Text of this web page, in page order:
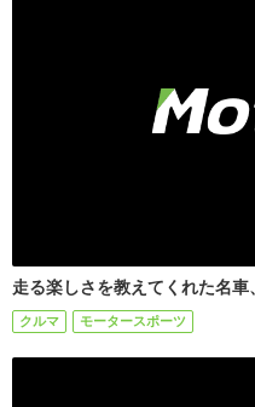
走る楽しさを教えてくれた名
クルマ モータースポーツ